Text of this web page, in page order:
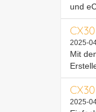
und
2025-
Mit
2025-